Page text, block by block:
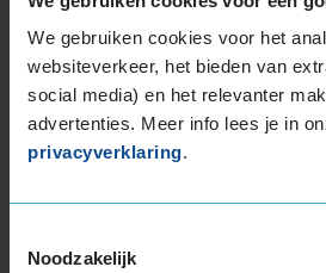
We gebruiken cookies voor het
websiteverkeer, het bieden van
social media) en het relevanter
advertenties. Meer info lees je in
privacyverklaring.
Noodzakelijk
Stikstof
Bandengarantieplan
of